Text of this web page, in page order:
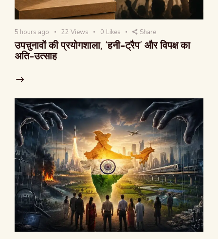
5 hours ago 22 Views 0 Likes Share
उपचुनावों की प्रयोगशाला, ‘हनी-ट्रैप’ और विपक्ष का
अति-उत्साह